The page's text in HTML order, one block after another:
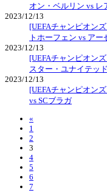
オン・ベルリン vs レ
2023/12/13
[UEFAチャンピオン
トホーフェン vs アー
2023/12/13
[UEFAチャンピオン
スター・ユナイテッ
2023/12/13
[UEFAチャンピオン
vs SCブラガ
«
1
2
3
4
5
6
7